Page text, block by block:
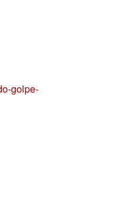
golpe-